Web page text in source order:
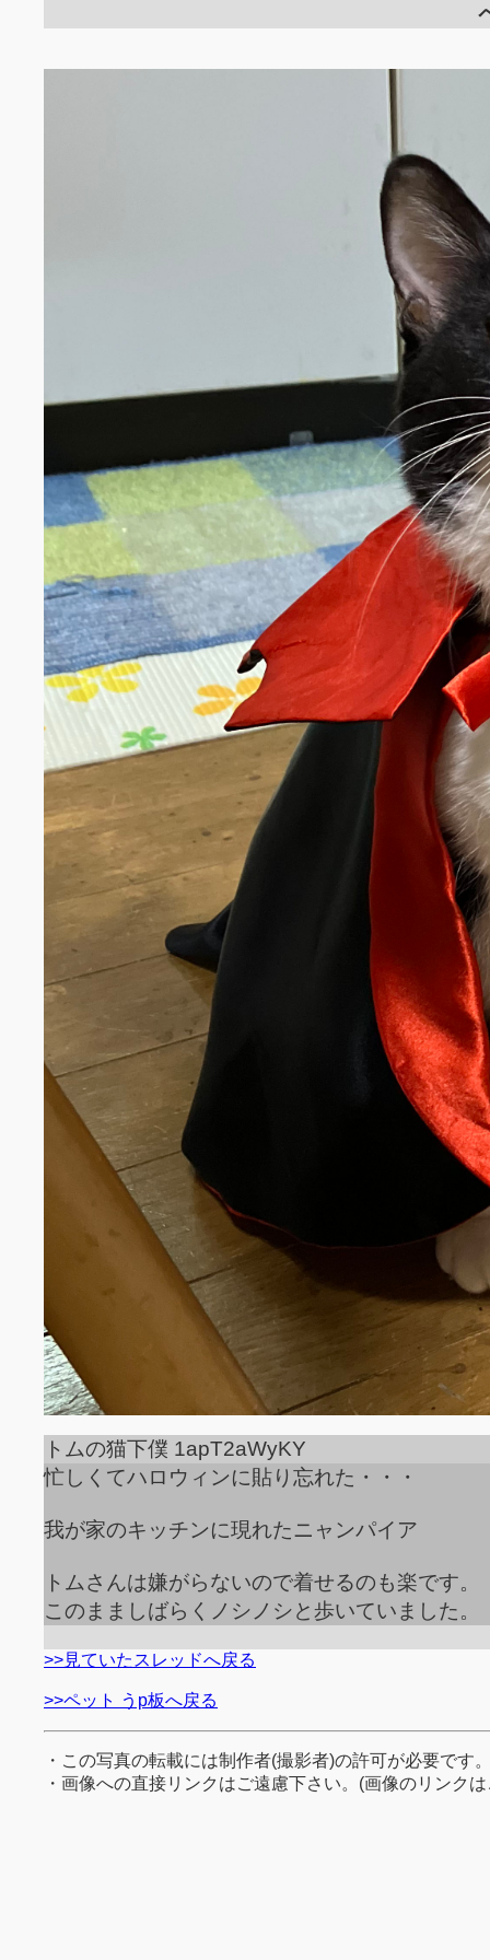
トムの猫下僕 1apT2aWyKY
忙しくてハロウィンに貼り忘れた・・・
我が家のキッチンに現れたニャンパイア
トムさんは嫌がらないので着せるのも楽です。
このまましばらくノシノシと歩いていました。
>>見ていたスレッドへ戻る
>>ペット うp板へ戻る
・この写真の転載には制作者(撮影者)の許可が必要です
・画像への直接リンクはご遠慮下さい。(画像のリンク